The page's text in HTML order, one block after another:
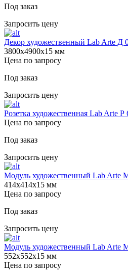
Под заказ
Запросить цену
Декор художественный Lab Arte Д
3800х4900х15 мм
Цена по запросу
Под заказ
Запросить цену
Розетка художественная Lab Arte Р
Цена по запросу
Под заказ
Запросить цену
Модуль художественный Lab Arte
414х414х15 мм
Цена по запросу
Под заказ
Запросить цену
Модуль художественный Lab Arte
552х552х15 мм
Цена по запросу